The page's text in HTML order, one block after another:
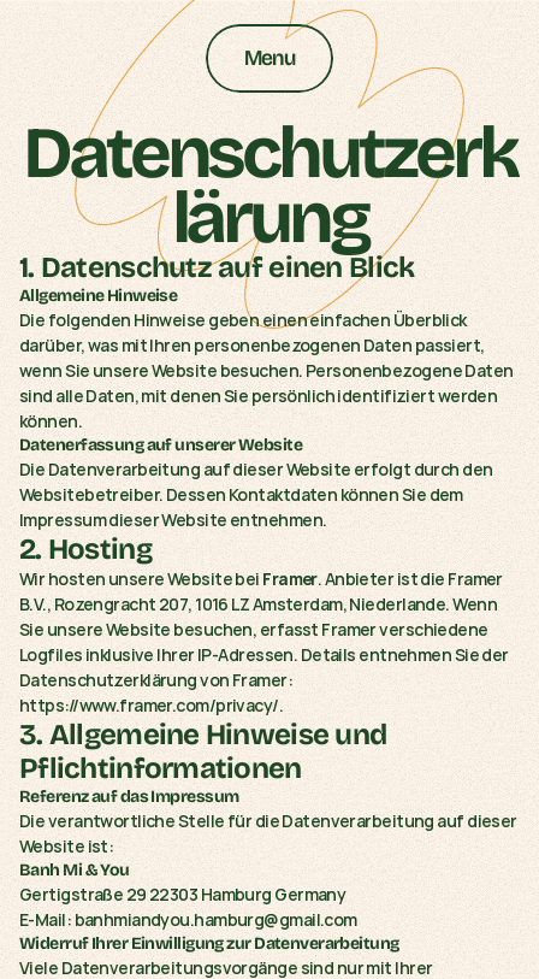
Menu
Datenschutzerk
lärung
1. Datenschutz auf einen Blick
Allgemeine Hinweise
Die folgenden Hinweise geben einen einfachen Überblick
darüber, was mit Ihren personenbezogenen Daten passiert,
wenn Sie unsere Website besuchen. Personenbezogene Daten
sind alle Daten, mit denen Sie persönlich identifiziert werden
können.
Datenerfassung auf unserer Website
Die Datenverarbeitung auf dieser Website erfolgt durch den
Websitebetreiber. Dessen Kontaktdaten können Sie dem
Impressum dieser Website entnehmen.
2. Hosting
Wir hosten unsere Website bei Framer. Anbieter ist die Framer
B.V., Rozengracht 207, 1016 LZ Amsterdam, Niederlande. Wenn
Sie unsere Website besuchen, erfasst Framer verschiedene
Logfiles inklusive Ihrer IP-Adressen. Details entnehmen Sie der
https://www.framer.com/privacy/.
3. Allgemeine Hinweise und
Pflichtinformationen
Referenz auf das Impressum
Die verantwortliche Stelle für die Datenverarbeitung auf dieser
Website ist:
Banh Mi & You
Gertigstraße 29 22303 Hamburg Germany
E-Mail: banhmiandyou.hamburg@gmail.com
Widerruf Ihrer Einwilligung zur Datenverarbeitung
Viele Datenverarbeitungsvorgänge sind nur mit Ihrer